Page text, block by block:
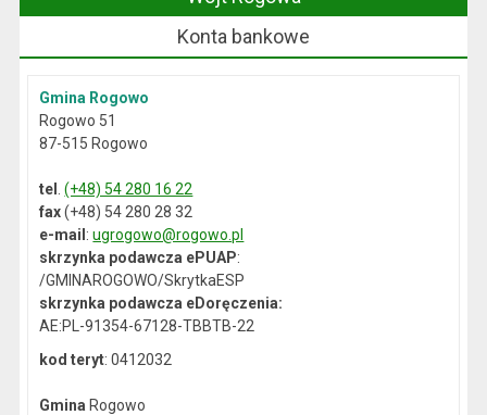
Konta bankowe
Gmina Rogowo
Rogowo 51
87-515 Rogowo
tel .(+48) 54 280 16 22
fax(+48) 54 280 28 32
e-mail :ugrogowo@rogowo.pl
skrzynka podawcza ePUAP:
/GMINAROGOWO/SkrytkaESP
skrzynka podawcza eDoręczenia:
AE:PL-91354-67128-TBBTB-22
kod teryt: 0412032
Gmina Rogowo